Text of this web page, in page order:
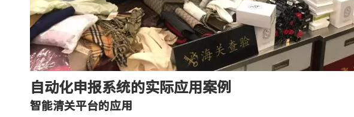
自动化申报系统的实际应用案例
智能清关平台的应用